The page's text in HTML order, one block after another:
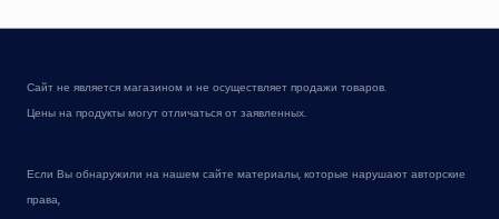
Сайт не является магазином и не осуществляет продажи товаров.
Цены на продукты могут отличаться от заявленных.
Если Вы обнаружили на нашем сайте материалы, которые нарушают авторские
права,